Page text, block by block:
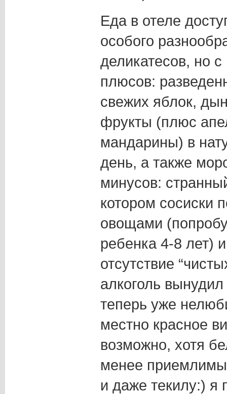
Еда в отеле
особого
деликатесов, но
плюсов:
свежих яблок,
фрукты (плюс
мандарины) в
день, а также
минусов:
котором сосиски
овощами
ребенка 4-8 лет)
отсутствие
алкоголь
теперь уже
местно красное
возможно, хотя
менее
и даже текилу:) я